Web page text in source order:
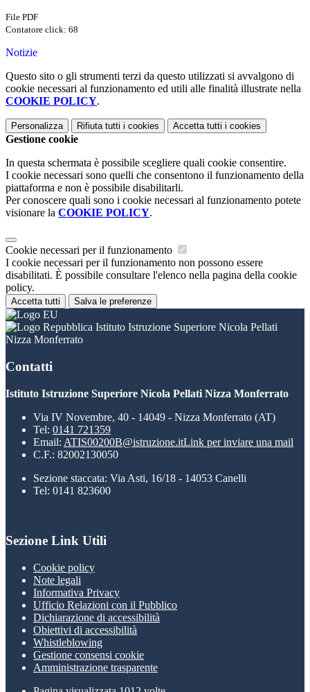
File PDF
Contatore click: 68
Notizie
Questo sito o gli strumenti terzi da questo utilizzati si avvalgono di
cookie necessari al funzionamento ed utili alle finalità illustrate nella
COOKIE POLICY.
Personalizza Rifiuta tutti i cookies Accetta tutti i cookies
Gestione cookie
In questa schermata è possibile scegliere quali cookie consentire.
I cookie necessari sono quelli che consentono il funzionamento della
piattaforma e non è possibile disabilitarli.
Per conoscere quali sono i cookie necessari al funzionamento potete
visionare la COOKIE POLICY.
Cookie necessari per il funzionamento
I cookie necessari per il funzionamento non possono essere
disabilitati. È possibile consultare l'elenco nella pagina della cookie
policy.
Accetta tutti Salva le preferenze
Istituto Istruzione Superiore Nicola Pellati
Nizza Monferrato
Contatti
Istituto Istruzione Superiore Nicola Pellati Nizza Monferrato
Via IV Novembre, 40 - 14049 - Nizza Monferrato (AT)
Tel: 0141 721359
Email: ATIS00200B@istruzione.itLink per inviare una mail
C.F.: 82002130050
Sezione staccata: Via Asti, 16/18 - 14053 Canelli
Tel: 0141 823600
Sezione Link Utili
Cookie policy
Note legali
Informativa Privacy
Ufficio Relazioni con il Pubblico
Dichiarazione di accessibilità
Obiettivi di accessibilità
Whistleblowing
Gestione consensi cookie
Amministrazione trasparente